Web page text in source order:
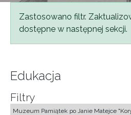
Komunikat
Zastosowano filtr.
dostępne w następnej sekcji.
Edukacja
Filtry
Muzeum Pamiątek po Janie Matejce